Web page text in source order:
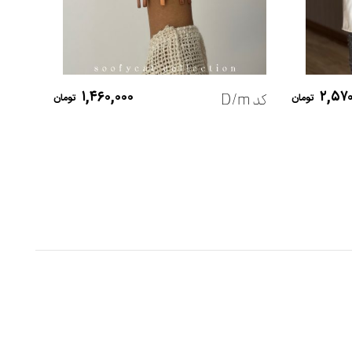
تومان کد D/m ۱,۴۶۰,۰۰۰ تومان